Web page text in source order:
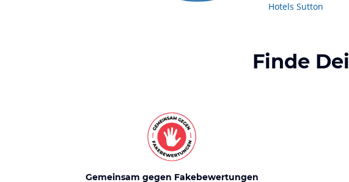
Hotels Sutton
Finde
Gemeinsam gegen Fakebewertungen